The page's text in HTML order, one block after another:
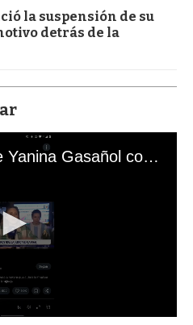
la suspensión de su
detrás de la
El mal momento de Yanina Gasañol con un hincha argentino en "Subrayado"